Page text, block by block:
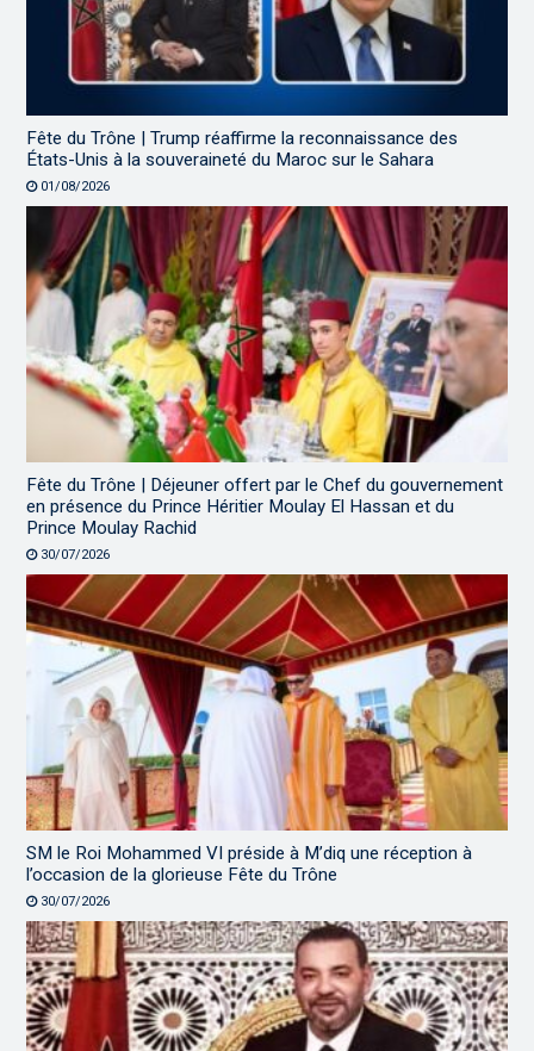
Fête du Trône | Trump réaffirme la reconnaissance des
États-Unis à la souveraineté du Maroc sur le Sahara
01/08/2026
Fête du Trône | Déjeuner offert par le Chef du gouvernement
en présence du Prince Héritier Moulay El Hassan et du
Prince Moulay Rachid
30/07/2026
SM le Roi Mohammed VI préside à M’diq une réception à
l’occasion de la glorieuse Fête du Trône
30/07/2026